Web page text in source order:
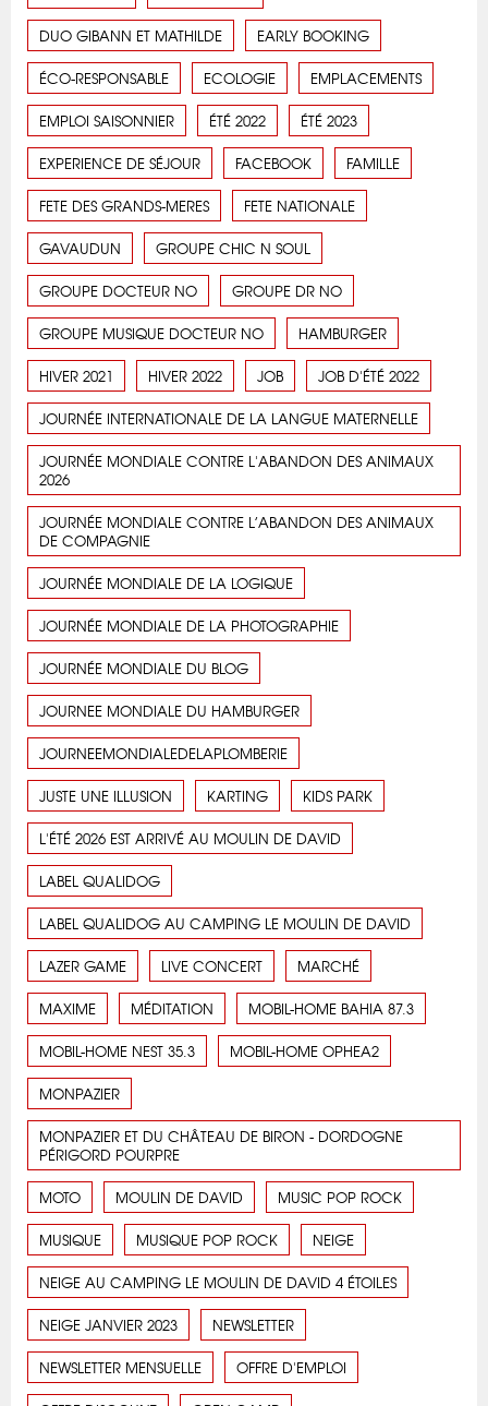
DUO GIBANN ET MATHILDE EARLY BOOKING
ÉCO-RESPONSABLE ECOLOGIE EMPLACEMENTS
EMPLOI SAISONNIER ÉTÉ 2022 ÉTÉ 2023
EXPERIENCE DE SÉJOUR FACEBOOK FAMILLE
FETE DES GRANDS-MERES FETE NATIONALE
GAVAUDUN GROUPE CHIC N SOUL
GROUPE DOCTEUR NO GROUPE DR NO
GROUPE MUSIQUE DOCTEUR NO HAMBURGER
HIVER 2021 HIVER 2022 JOB JOB D'ÉTÉ 2022
JOURNÉE INTERNATIONALE DE LA LANGUE MATERNELLE
JOURNÉE MONDIALE CONTRE L'ABANDON DES ANIMAUX
2026
JOURNÉE MONDIALE CONTRE L’ABANDON DES ANIMAUX
DE COMPAGNIE
JOURNÉE MONDIALE DE LA LOGIQUE
JOURNÉE MONDIALE DE LA PHOTOGRAPHIE
JOURNÉE MONDIALE DU BLOG
JOURNEE MONDIALE DU HAMBURGER
JOURNEEMONDIALEDELAPLOMBERIE
JUSTE UNE ILLUSION KARTING KIDS PARK
L'ÉTÉ 2026 EST ARRIVÉ AU MOULIN DE DAVID
LABEL QUALIDOG
LABEL QUALIDOG AU CAMPING LE MOULIN DE DAVID
LAZER GAME LIVE CONCERT MARCHÉ
MAXIME MÉDITATION MOBIL-HOME BAHIA 87.3
MOBIL-HOME NEST 35.3 MOBIL-HOME OPHEA2
MONPAZIER
MONPAZIER ET DU CHÂTEAU DE BIRON - DORDOGNE
PÉRIGORD POURPRE
MOTO MOULIN DE DAVID MUSIC POP ROCK
MUSIQUE MUSIQUE POP ROCK NEIGE
NEIGE AU CAMPING LE MOULIN DE DAVID 4 ÉTOILES
NEIGE JANVIER 2023 NEWSLETTER
NEWSLETTER MENSUELLE OFFRE D'EMPLOI